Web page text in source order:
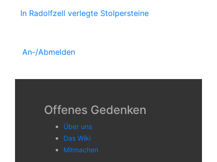
In Radolfzell verlegte Stolpersteine
An-/Abmelden
Offenes Gedenken
Über uns
Das Wiki
Mitmachen